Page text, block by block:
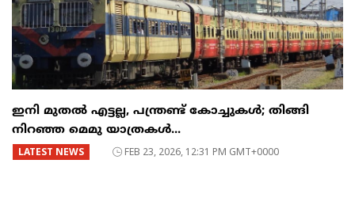
ഇനി മുതൽ എട്ടല്ല, പന്ത്രണ്ട് കോച്ചുകള്‍; തിങ്ങി
നിറഞ്ഞ മെമു യാത്രകൾ...
LATEST NEWS FEB 23, 2026, 12:31 PM GMT+0000